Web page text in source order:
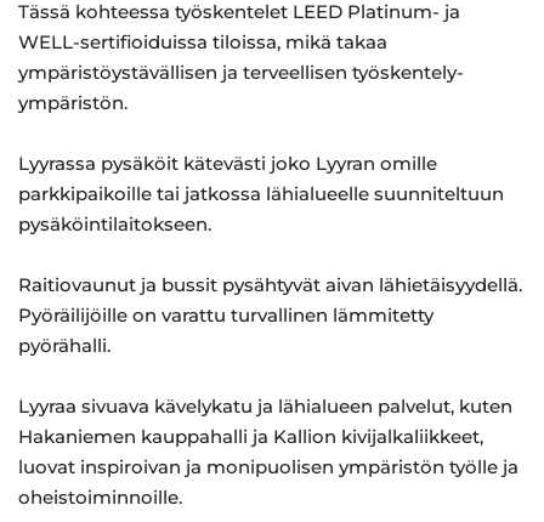
Tässä kohteessa työskentelet LEED Platinum- ja
WELL-sertifioiduissa tiloissa, mikä takaa
ympäristöystävällisen ja terveellisen työskentely-
ympäristön.
Lyyrassa pysäköit kätevästi joko Lyyran omille
parkkipaikoille tai jatkossa lähialueelle suunniteltuun
pysäköintilaitokseen.
Raitiovaunut ja bussit pysähtyvät aivan lähietäisyydellä.
Pyöräilijöille on varattu turvallinen lämmitetty
pyörähalli.
Lyyraa sivuava kävelykatu ja lähialueen palvelut, kuten
Hakaniemen kauppahalli ja Kallion kivijalkaliikkeet,
luovat inspiroivan ja monipuolisen ympäristön työlle ja
oheistoiminnoille.